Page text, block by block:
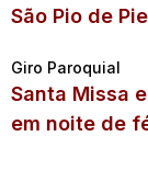
São Pio de
Giro Paroquial
Santa Missa
em noite de